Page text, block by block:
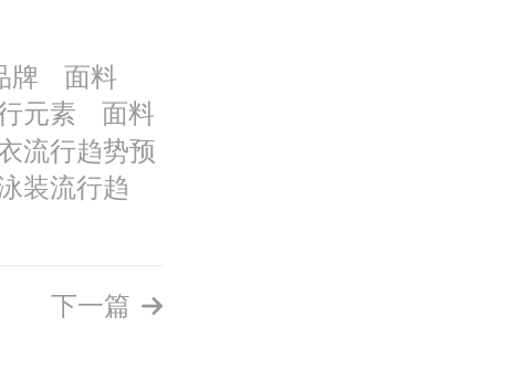
牌
面料
元素
面料
流行趋势预
装流行趋
下一篇